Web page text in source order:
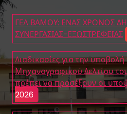
ΓΕΛ ΒΑΜΟΥ: ΕΝΑΣ ΧΡΟΝΟΣ
ΣΥΝΕΡΓΑΣΙΑΣ-ΕΞΩΣΤΡΕΦΕΙΑΣ
Διαδικασίες για την
Μηχανογραφικού Δελτίου
πρέπει να προσέξουν οι
2026